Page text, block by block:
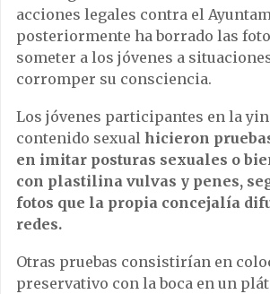
acciones legales contra el
posteriormente ha borrado las
someter a los jóvenes a
corromper su consciencia.
Los jóvenes participantes en la
contenido sexual hicieron
en imitar posturas sexuales o
con plastilina vulvas y penes,
fotos que la propia concejalía
redes.
Otras pruebas consistirían en
preservativo con la boca en un